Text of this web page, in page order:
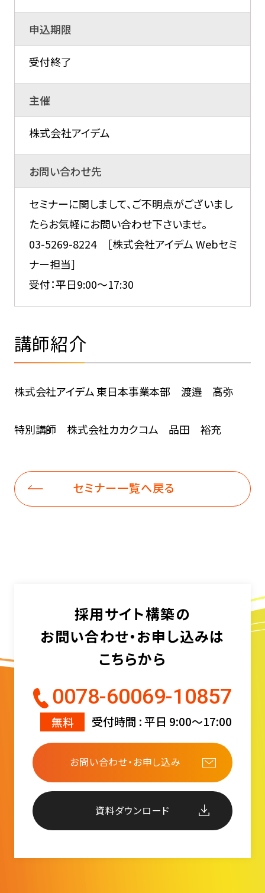
申込期限
受付終了
主催
株式会社アイデム
お問い合わせ先
セミナーに関しまして、ご不明点がございまし
たらお気軽にお問い合わせ下さいませ。
03-5269-8224 ［株式会社アイデム Webセミ
ナー担当］
受付：平日9:00～17:30
講師紹介
株式会社アイデム 東日本事業本部 渡邉 高弥
特別講師 株式会社カカクコム 品田 裕充
セミナー一覧へ戻る
採用サイト構築の
お問い合わせ・お申し込みは
こちらから
0078-60069-10857
無料 受付時間 : 平日 9:00〜17:00
お問い合わせ・お申し込み
資料ダウンロード